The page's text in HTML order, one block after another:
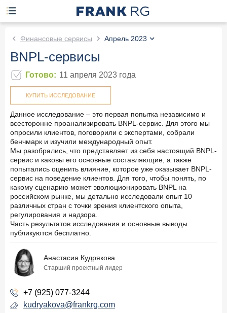
Финансовые сервисы Апрель 2023
BNPL-сервисы
Готово: 11 апреля 2023 года
КУПИТЬ ИССЛЕДОВАНИЕ
Данное исследование – это первая попытка независимо и
всесторонне проанализировать BNPL-сервис. Для этого мы
опросили клиентов, поговорили с экспертами, собрали
бенчмарк и изучили международный опыт.
Мы разобрались, что представляет из себя настоящий BNPL-
сервис и каковы его основные составляющие, а также
попытались оценить влияние, которое уже оказывает BNPL-
сервис на поведение клиентов. Для того, чтобы понять, по
какому сценарию может эволюционировать BNPL на
российском рынке, мы детально исследовали опыт 10
различных стран с точки зрения клиентского опыта,
регулирования и надзора.
Часть результатов исследования и основные выводы
публикуются бесплатно.
Анастасия Кудрякова
Старший проектный лидер
+7 (925) 077-3244
kudryakova@frankrg.com